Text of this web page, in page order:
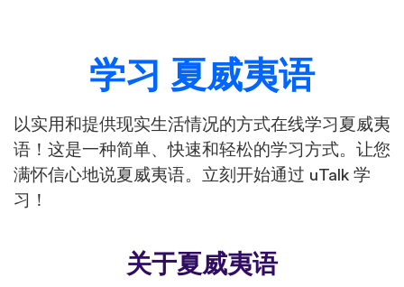
学习 夏威夷语
以实用和提供现实生活情况的方式在线学习夏威夷
语！这是一种简单、快速和轻松的学习方式。让您
满怀信心地说夏威夷语。立刻开始通过 uTalk 学
习！
关于夏威夷语